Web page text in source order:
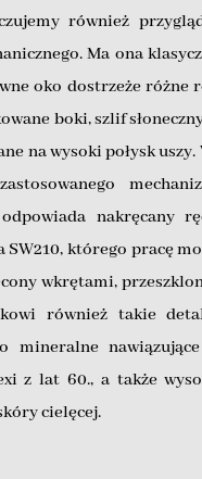
również
Ma ona
oko dostrzeże różne
boki, szlif
na wysoki połysk
nakręcany
którego pracę
wkrętami,
również takie
mineralne
z lat 60., a także
cielęcej.